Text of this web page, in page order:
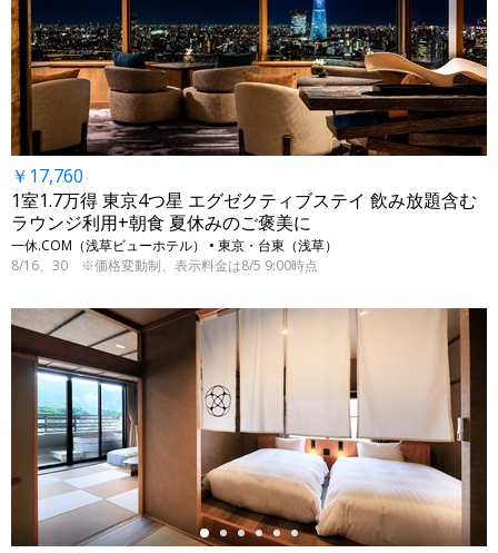
￥17,760
1室1.7万得 東京4つ星 エグゼクティブステイ 飲み放題含む
ラウンジ利用+朝食 夏休みのご褒美に
一休.COM（浅草ビューホテル） • 東京・台東（浅草）
8/16、30 ※価格変動制、表示料金は8/5 9:00時点
←